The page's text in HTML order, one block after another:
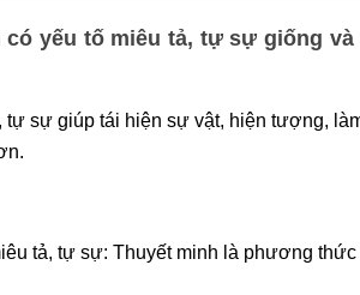
có yếu tố miêu tả, tự sự giống
tự sự giúp tái hiện sự vật, hiện tượng,
tả, tự sự: Thuyết minh là phương